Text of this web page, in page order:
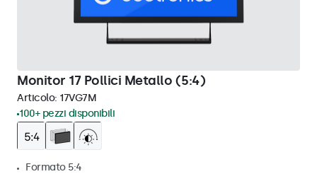
Monitor 17 Pollici Metallo (5:4)
Articolo: 17VG7M
100+ pezzi disponibili
Formato 5:4